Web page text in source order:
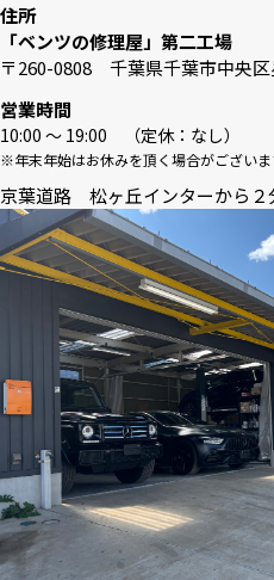
住所
「ベンツの修理屋」第二工場
〒260-0808 千葉県千葉市中央区
営業時間
10:00 〜 19:00 （定休：なし）
※年末年始はお休みを頂く場合がござい
京葉道路 松ヶ丘インターから２